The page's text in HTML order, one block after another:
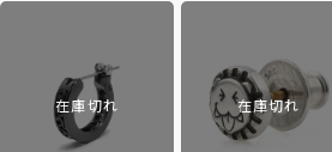
在庫切れ 在庫切れ